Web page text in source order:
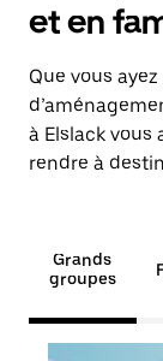
et en
Que vous
à Elslack vous
rendre à
Grands
groupes